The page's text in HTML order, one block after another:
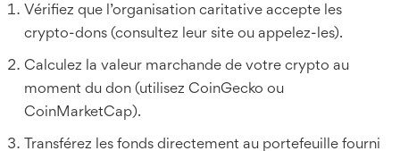
Vérifiez que l’organisation caritative accepte les
crypto-dons (consultez leur site ou appelez-les).
Calculez la valeur marchande de votre crypto au
moment du don (utilisez CoinGecko ou
CoinMarketCap).
Transférez les fonds directement au portefeuille fourni